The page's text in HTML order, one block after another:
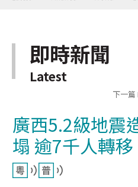
即時新聞
Latest
下一篇
廣西5.2級地震
塌 逾7千人轉移